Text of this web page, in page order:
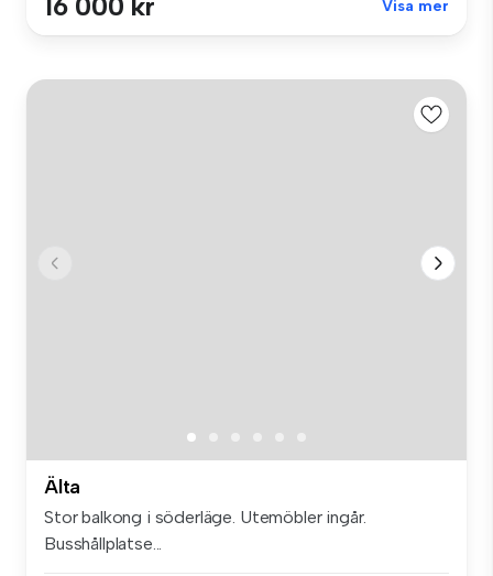
Visa mer
Älta
Stor balkong i söderläge. Utemöbler ingår.
Busshållplatse...